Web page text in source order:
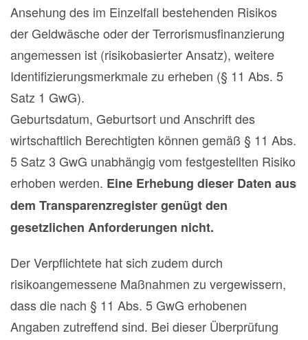
Ansehung des im Einzelfall bestehenden Risikos
der Geldwäsche oder der Terrorismusfinanzierung
angemessen ist (risikobasierter Ansatz), weitere
Identifizierungsmerkmale zu erheben (§ 11 Abs. 5
Satz 1 GwG).
Geburtsdatum, Geburtsort und Anschrift des
wirtschaftlich Berechtigten können gemäß § 11 Abs.
5 Satz 3 GwG unabhängig vom festgestellten Risiko
erhoben werden. Eine Erhebung dieser Daten aus
dem Transparenzregister genügt den
gesetzlichen Anforderungen nicht.
Der Verpflichtete hat sich zudem durch
risikoangemessene Maßnahmen zu vergewissern,
dass die nach § 11 Abs. 5 GwG erhobenen
Angaben zutreffend sind. Bei dieser Überprüfung